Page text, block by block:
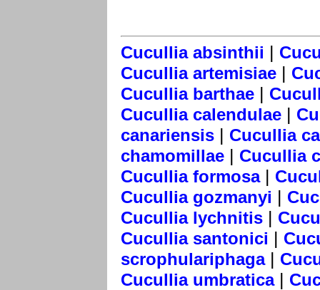
Cucullia absinthii |
Cucullia artemisiae |
Cucullia barthae |
Cucullia calendulae |
canariensis | Cucullia
chamomillae | Cucullia
Cucullia formosa|
Cucullia gozmanyi |
Cucullia lychnitis |
Cucullia santonici |
scrophulariphaga|
Cucullia umbratica|